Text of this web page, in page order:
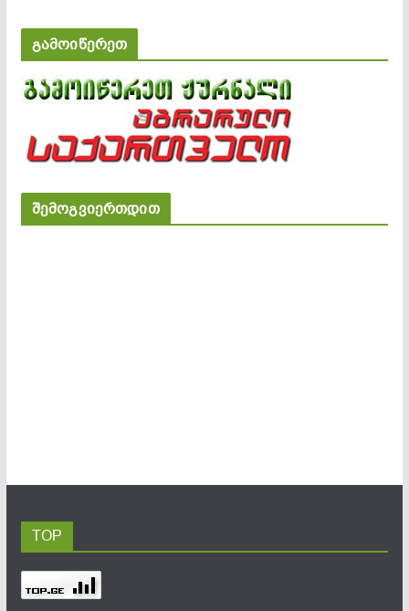
გამოიწერეთ
შემოგვიერთდით
TOP